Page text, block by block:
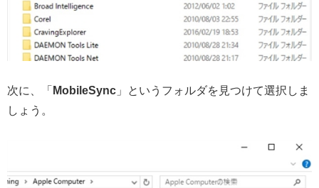
次に、「 MobileSync 」というフォルダを見つけて選択しま
しょう。